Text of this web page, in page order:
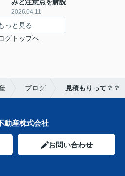
みと注意点を解説
2026.04.11
っと見る
グトップへ
ブログ 見積もりって？？
動産株式会社
お問い合わせ